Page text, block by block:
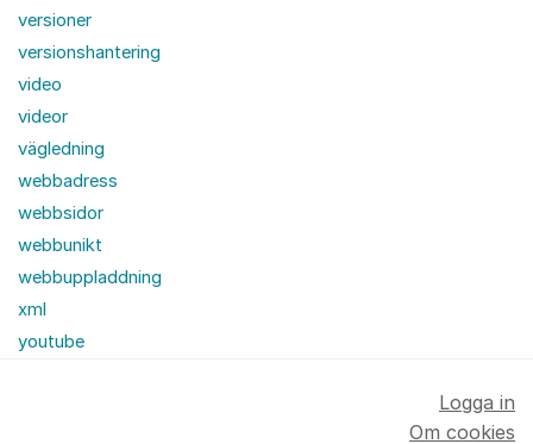
versioner
versionshantering
video
videor
vägledning
webbadress
webbsidor
webbunikt
webbuppladdning
xml
youtube
Logga in
Om cookies